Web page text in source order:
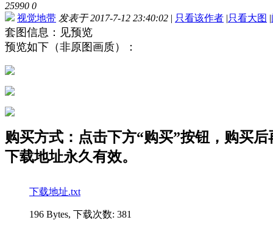
25990 0
视觉地带 发表于 2017-7-12 23:40:02 | 只看该作者 |只看大图 |
套图信息：见预览
预览如下（非原图画质）：
购买方式：点击下方“购买”按钮，购买
下载地址永久有效。
下载地址.txt
196 Bytes, 下载次数: 381